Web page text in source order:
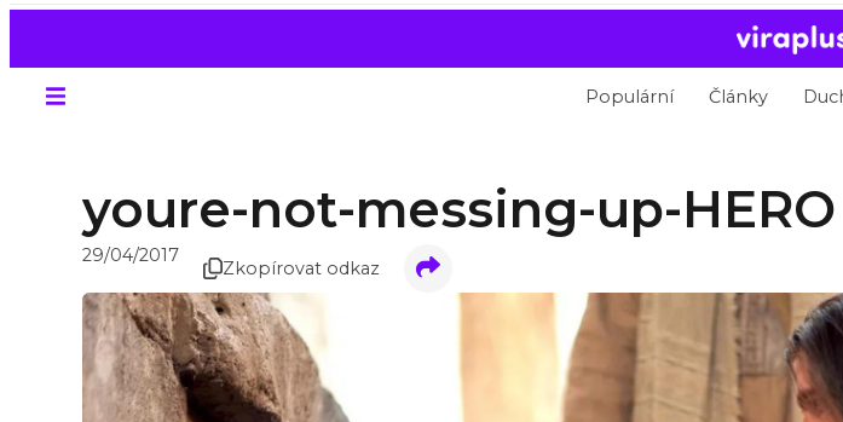
Populární Články
youre-not-messing-up-HERO
29/04/2017
Zkopírovat odkaz